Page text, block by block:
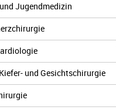
Jugendmedizin
und Gesichtschirurgie